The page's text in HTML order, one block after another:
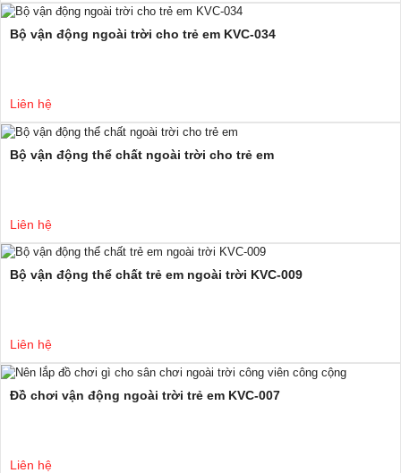
Bộ vận động ngoài trời cho trẻ em KVC-034
Liên hệ
Bộ vận động thể chất ngoài trời cho trẻ em
Liên hệ
Bộ vận động thể chất trẻ em ngoài trời KVC-009
Liên hệ
Đồ chơi vận động ngoài trời trẻ em KVC-007
Liên hệ